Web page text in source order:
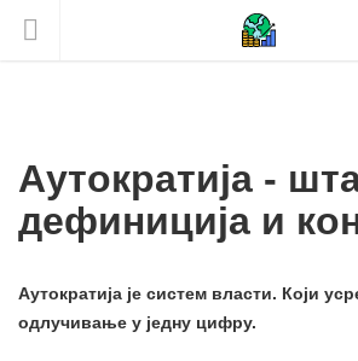
Аутократија -
дефиниција и
Аутократија је систем власти. Који
одлучивање у једну цифру.